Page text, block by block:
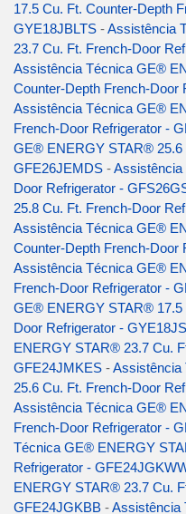
17.5 Cu. Ft. Counter-Depth
GYE18JBLTS -Assistência
23.7 Cu. Ft. French-Door
Assistência Técnica GE®
Counter-Depth French-Door
Assistência Técnica GE®
French-Door Refrigerator -
GE® ENERGY STAR® 25.6
GFE26JEMDS -Assistência
Door Refrigerator -
25.8 Cu. Ft. French-Door
Assistência Técnica GE®
Counter-Depth French-Door
Assistência Técnica GE®
French-Door Refrigerator -
GE® ENERGY STAR® 17.5
Door Refrigerator -
ENERGY STAR® 23.7 Cu.
GFE24JMKES -
25.6 Cu. Ft. French-Door
Assistência Técnica GE®
French-Door Refrigerator -
Técnica GE® ENERGY
Refrigerator -
ENERGY STAR® 23.7 Cu.
GFE24JGKBB -Assistência